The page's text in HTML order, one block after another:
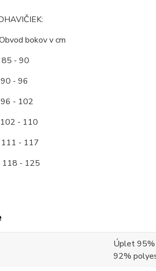
bokov v cm
- 90
96
102
110
- 117
- 125
Úplet 95%
92%